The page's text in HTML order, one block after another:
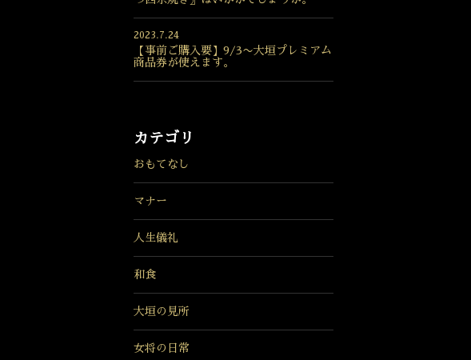
2023.7.24
【事前ご購入要】9/3〜大垣プレミアム
商品券が使えます。
カテゴリ
おもてなし
マナー
人生儀礼
和食
大垣の見所
女将の日常